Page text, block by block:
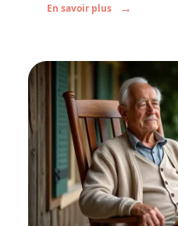
En savoir plus